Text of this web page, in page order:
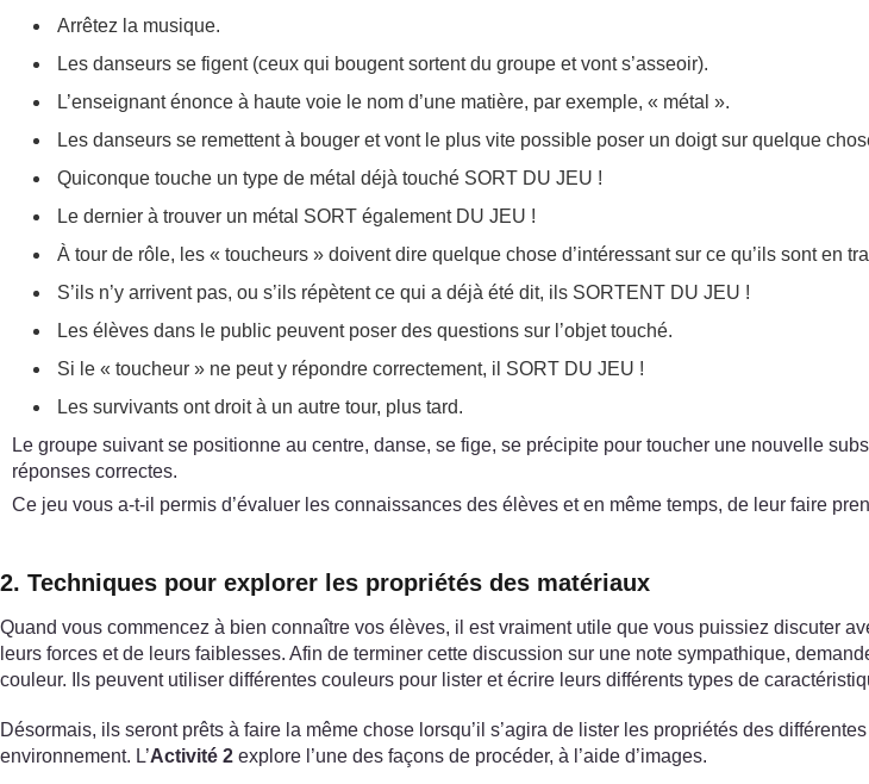
Arrêtez la musique.
Les danseurs se figent (ceux qui bougent sortent du groupe et vont s’asseoir).
L’enseignant énonce à haute voie le nom d’une matière, par exemple, « métal ».
Les danseurs se remettent à bouger et vont le plus vite possible poser un doigt sur quelque
Quiconque touche un type de métal déjà touché SORT DU JEU !
Le dernier à trouver un métal SORT également DU JEU !
À tour de rôle, les « toucheurs » doivent dire quelque chose d’intéressant sur ce qu’ils sont en
S’ils n’y arrivent pas, ou s’ils répètent ce qui a déjà été dit, ils SORTENT DU JEU !
Les élèves dans le public peuvent poser des questions sur l’objet touché.
Si le « toucheur » ne peut y répondre correctement, il SORT DU JEU !
Les survivants ont droit à un autre tour, plus tard.
Le groupe suivant se positionne au centre, danse, se fige, se précipite pour toucher une nouvelle
réponses correctes.
Ce jeu vous a-t-il permis d’évaluer les connaissances des élèves et en même temps, de leur faire
2. Techniques pour explorer les propriétés des matériaux
Quand vous commencez à bien connaître vos élèves, il est vraiment utile que vous puissiez discuter
leurs forces et de leurs faiblesses. Afin de terminer cette discussion sur une note sympathique,
couleur. Ils peuvent utiliser différentes couleurs pour lister et écrire leurs différents types de
Désormais, ils seront prêts à faire la même chose lorsqu’il s’agira de lister les propriétés des
environnement. L’Activité 2 explore l’une des façons de procéder, à l’aide d’images.